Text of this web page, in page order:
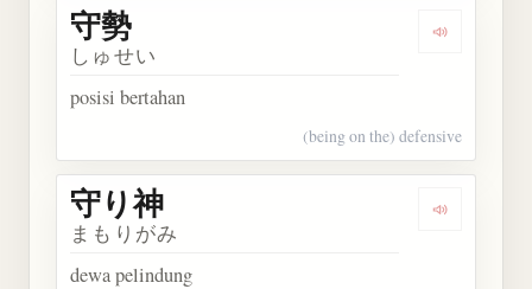
Dengarkan
守勢
しゅせい
posisi bertahan
(being on the) defensive
Dengarkan
守り神
まもりがみ
dewa pelindung